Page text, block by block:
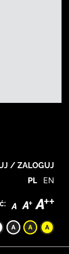
/ ZALOGUJ
PL EN